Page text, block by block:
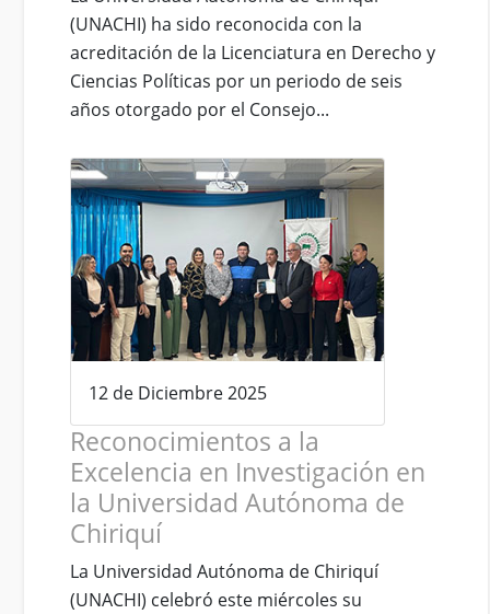
(UNACHI) ha sido reconocida con la
acreditación de la Licenciatura en Derecho y
Ciencias Políticas por un periodo de seis
años otorgado por el Consejo...
12 de Diciembre 2025
Reconocimientos a la
Excelencia en Investigación en
la Universidad Autónoma de
Chiriquí
La Universidad Autónoma de Chiriquí
(UNACHI) celebró este miércoles su